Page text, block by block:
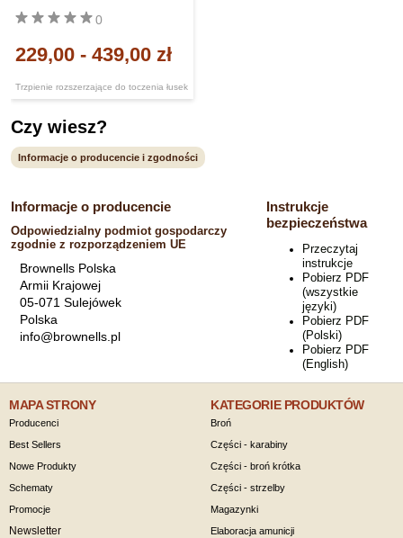
Trzpienie rozszerzające do toczenia łusek
0
229,00 - 439,00 zł
Czy wiesz?
Informacje o producencie i zgodności
Informacje o producencie
Odpowiedzialny podmiot gospodarczy
zgodnie z rozporządzeniem UE
Brownells Polska
Armii Krajowej
05-071 Sulejówek
Polska
info@brownells.pl
Instrukcje
bezpieczeństwa
Przeczytaj
instrukcje
Pobierz PDF
(wszystkie
języki)
Pobierz PDF
(Polski)
Pobierz PDF
(English)
MAPA STRONY
Producenci
Best Sellers
Nowe Produkty
Schematy
Promocje
Newsletter
KATEGORIE PRODUKTÓW
Broń
Części - karabiny
Części - broń krótka
Części - strzelby
Magazynki
Elaboracja amunicji